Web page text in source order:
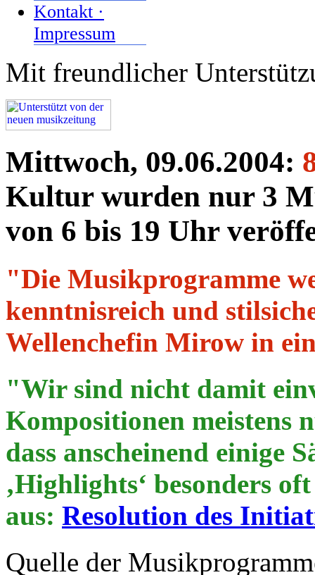
Kontakt ·
Impressum
Mit freundlicher
Mittwoch, 09.06.2004:
Kultur wurden nur 3
von 6 bis 19 Uhr
"Die Musikprogramme
kenntnisreich und
Wellenchefin Mirow in
"Wir sind nicht damit
Kompositionen meistens
dass anscheinend einige
‚Highlights‘ besonders
aus: Resolution des
Quelle der